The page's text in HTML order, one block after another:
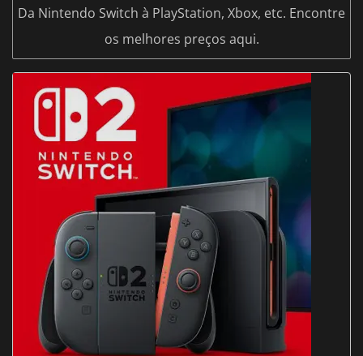
ENTRAR OU REGISTAR
Da Nintendo Switch à PlayStation, Xbox, etc. Encontre
os melhores preços aqui.